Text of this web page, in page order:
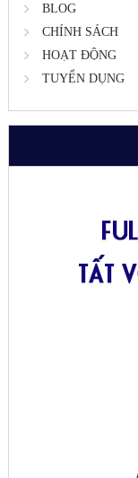
BLOG
CHÍNH SÁCH
HOẠT ĐỘNG
TUYỂN DỤNG